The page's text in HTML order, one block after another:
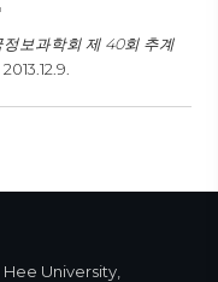
정보과학회 제 40회 추계
2013.12.9.
University,